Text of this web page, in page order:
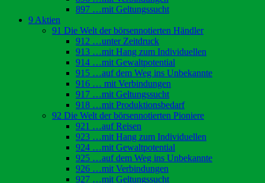
897 …mit Geltungssucht
9 Aktien
91 Die Welt der börsennotierten Händler
912 …unter Zeitdruck
913 …mit Hang zum Individuellen
914 …mit Gewaltpotential
915 …auf dem Weg ins Unbekannte
916 … mit Verbindungen
917 …mit Geltungssucht
918 …mit Produktionsbedarf
92 Die Welt der börsennotierten Pioniere
921 …auf Reisen
923 …mit Hang zum Individuellen
924 …mit Gewaltpotential
925 …auf dem Weg ins Unbekannte
926 …mit Verbindungen
927 …mit Geltungssucht